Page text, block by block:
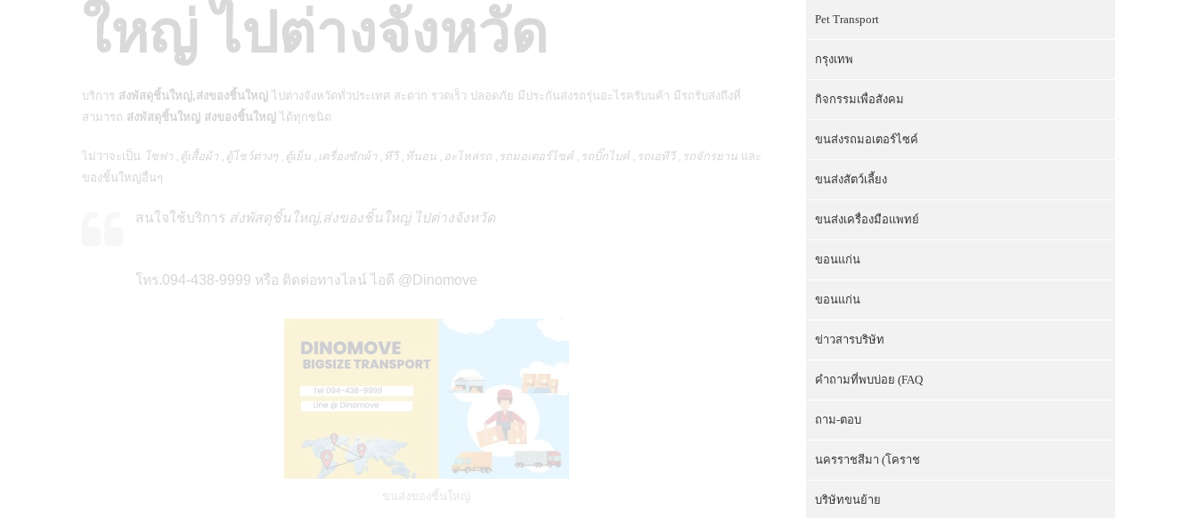
ใหญ่ ไปต่างจังหวัด
บริการ ส่งพัสดุชิ้นใหญ่,ส่งของชิ้นใหญ่ ไปต่างจังหวัดทั่วประเทศ สะดวก รวดเร็ว ปลอดภัย มีประกันส่งรถรุ่นอะไรครับนค้า มีรถรับส่งถึงที่
สามารถ ส่งพัสดุชิ้นใหญ่ ส่งของชิ้นใหญ่ ได้ทุกชนิด
ไม่ว่าจะเป็น โซฟา ,ตู้เสื้อผ้า ,ตู้โชว์ต่างๆ ,ตู้เย็น ,เครื่องซักผ้า ,ทีวี ,ที่นอน ,อะไหล่รถ ,รถมอเตอร์ไซค์ ,รถบิ๊กไบค์ ,รถเอทีวี ,รถจักรยาน และ
ของชิ้นใหญ่อื่นๆ
สนใจใช้บริการ ส่งพัสดุชิ้นใหญ่,ส่งของชิ้นใหญ่ ไปต่างจังหวัด
โทร.094-438-9999 หรือ ติดต่อทางไลน์ ไอดี @Dinomove
ขนส่งของชิ้นใหญ่
Pet Transport
กรุงเทพ
กิจกรรมเพื่อสังคม
ขนส่งรถมอเตอร์ไซค์
ขนส่งสัตว์เลี้ยง
ขนส่งเครื่องมือแพทย์
ขอนแก่น
ขอนแก่น
ข่าวสารบริษัท
คำถามที่พบบ่อย (FAQ
ถาม-ตอบ
นครราชสีมา (โคราช
บริษัทขนย้าย